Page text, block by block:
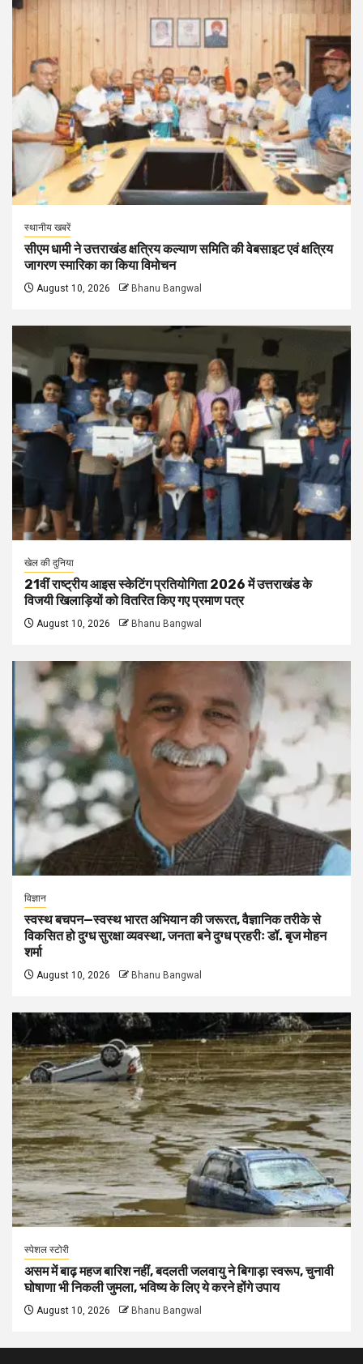
स्थानीय खबरें
सीएम धामी ने उत्तराखंड क्षत्रिय कल्याण समिति की वेबसाइट एवं क्षत्रिय
जागरण स्मारिका का किया विमोचन
August 10, 2026 Bhanu Bangwal
खेल की दुनिया
21वीं राष्ट्रीय आइस स्केटिंग प्रतियोगिता 2026 में उत्तराखंड के
विजयी खिलाड़ियों को वितरित किए गए प्रमाण पत्र
August 10, 2026 Bhanu Bangwal
विज्ञान
स्वस्थ बचपन—स्वस्थ भारत अभियान की जरूरत, वैज्ञानिक तरीके से
विकसित हो दुग्ध सुरक्षा व्यवस्था, जनता बने दुग्ध प्रहरीः डॉ. बृज मोहन
शर्मा
August 10, 2026 Bhanu Bangwal
स्पेशल स्टोरी
असम में बाढ़ महज बारिश नहीं, बदलती जलवायु ने बिगाड़ा स्वरूप, चुनावी
घोषाणा भी निकली जुमला, भविष्य के लिए ये करने होंगे उपाय
August 10, 2026 Bhanu Bangwal